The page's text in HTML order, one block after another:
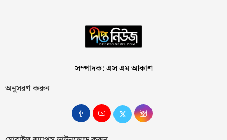
সম্পাদক: এস এম আকাশ
অনুসরণ করুন